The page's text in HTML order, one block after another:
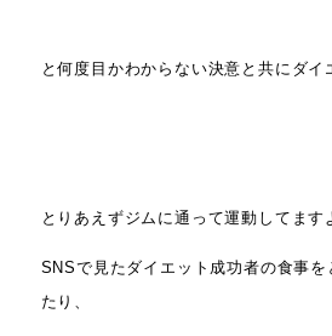
と何度目かわからない決意と共にダイ
とりあえずジムに通って運動してます
SNSで見たダイエット成功者の食事
たり、